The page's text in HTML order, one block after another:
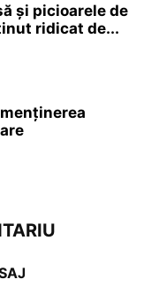
și picioarele de
ridicat de...